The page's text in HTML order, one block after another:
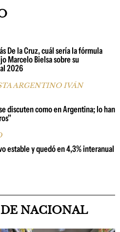
De la Cruz, cuál sería la fórmula
Marcelo Bielsa sobre su
2026
ARGENTINO IVÁN
discuten como en Argentina; lo han
estable y quedó en 4,3% interanual
NACIONAL